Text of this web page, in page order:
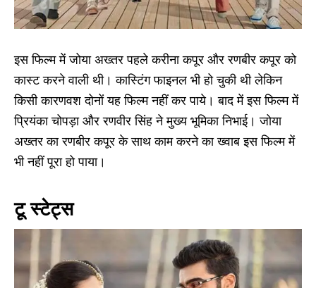
इस फिल्म में जोया अख्तर पहले करीना कपूर और रणबीर कपूर को
कास्ट करने वाली थी। कास्टिंग फाइनल भी हो चुकी थी लेकिन
किसी कारणवश दोनों यह फिल्म नहीं कर पाये। बाद में इस फिल्म में
प्रियंका चोपड़ा और रणवीर सिंह ने मुख्य भूमिका निभाई। जोया
अख्तर का रणबीर कपूर के साथ काम करने का ख्वाब इस फिल्म में
भी नहीं पूरा हो पाया।
टू स्टेट्स